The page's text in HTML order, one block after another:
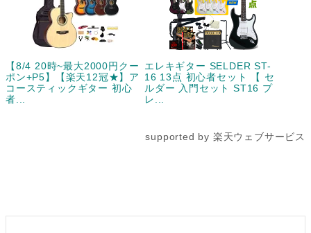
【8/4 20時~最大2000円クー
ポン+P5】【楽天12冠★】ア
コースティックギター 初心
者...
エレキギター SELDER ST-
16 13点 初心者セット 【 セ
ルダー 入門セット ST16 プ
レ...
supported by 楽天ウェブサービス